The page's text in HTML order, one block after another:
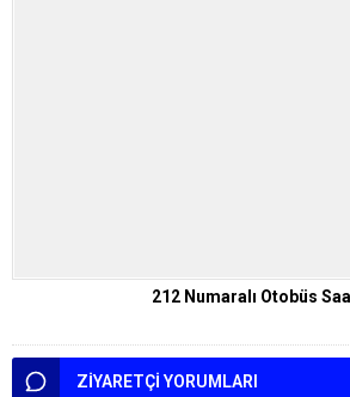
212 Numaralı Otobüs
ZİYARETÇİ YORUMLARI